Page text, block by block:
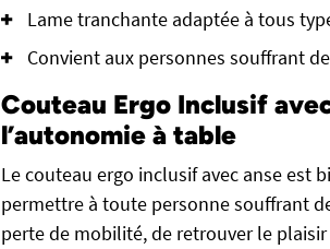
Lame tranchante adaptée à tous
Convient aux personnes souffrant
Couteau Ergo Inclusif
l’autonomie à table
Le couteau ergo inclusif avec anse est
permettre à toute personne souffrant
perte de mobilité, de retrouver le